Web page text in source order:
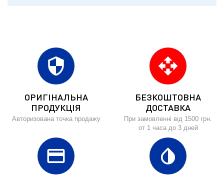
security
ОРИГІНАЛЬНА
ПРОДУКЦІЯ
Авторизована точка продажу
open_with
БЕЗКОШТОВНА
ДОСТАВКА
При замовленні від 1500 грн.
от 1 часа до 3 дней
credit_card invert_colors